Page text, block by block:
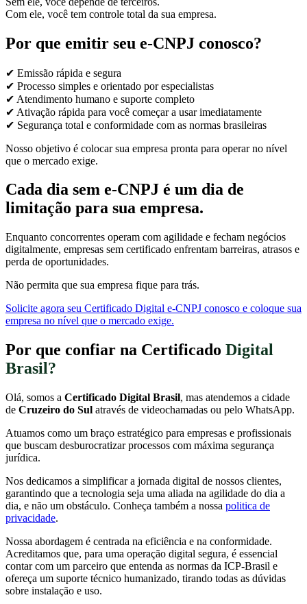
Com ele, você tem controle total da sua empresa.
Por que emitir seu e-CNPJ conosco?
✔ Emissão rápida e segura
✔ Processo simples e orientado por especialistas
✔ Atendimento humano e suporte completo
✔ Ativação rápida para você começar a usar imediatamente
✔ Segurança total e conformidade com as normas brasileiras
Nosso objetivo é colocar sua empresa pronta para operar no nível
que o mercado exige.
Cada dia sem e-CNPJ é um dia de
limitação para sua empresa.
Enquanto concorrentes operam com agilidade e fecham negócios
digitalmente, empresas sem certificado enfrentam barreiras, atrasos e
perda de oportunidades.
Não permita que sua empresa fique para trás.
Solicite agora seu Certificado Digital e-CNPJ conosco e coloque sua
empresa no nível que o mercado exige.
Por que confiar na Certificado Digital
Brasil?
Olá, somos a Certificado Digital Brasil, mas atendemos a cidade
de Cruzeiro do Sul através de videochamadas ou pelo WhatsApp.
Atuamos como um braço estratégico para empresas e profissionais
que buscam desburocratizar processos com máxima segurança
jurídica.
Nos dedicamos a simplificar a jornada digital de nossos clientes,
garantindo que a tecnologia seja uma aliada na agilidade do dia a
dia, e não um obstáculo. Conheça também a nossa politica de
privacidade.
Nossa abordagem é centrada na eficiência e na conformidade.
Acreditamos que, para uma operação digital segura, é essencial
contar com um parceiro que entenda as normas da ICP-Brasil e
ofereça um suporte técnico humanizado, tirando todas as dúvidas
sobre instalação e uso.